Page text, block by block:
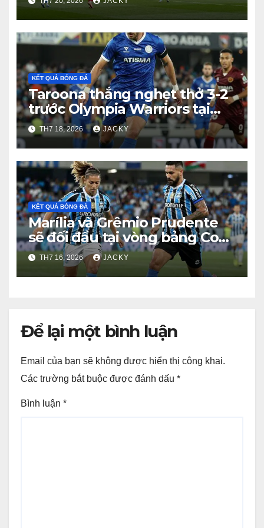
KẾT QUẢ BÓNG ĐÁ
Taroona thắng nghẹt thở 3-2
trước Olympia Warriors tại
Tasmania Southern
Championship
TH7 18, 2026 JACKY
KẾT QUẢ BÓNG ĐÁ
Marília và Grêmio Prudente
sẽ đối đầu tại vòng bảng Copa
Paulista vào lúc 05h30 ngày
18/7 (giờ Việt
TH7 16, 2026 JACKY
Để lại một bình luận
Email của bạn sẽ không được hiển thị công khai.
Các trường bắt buộc được đánh dấu *
Bình luận *